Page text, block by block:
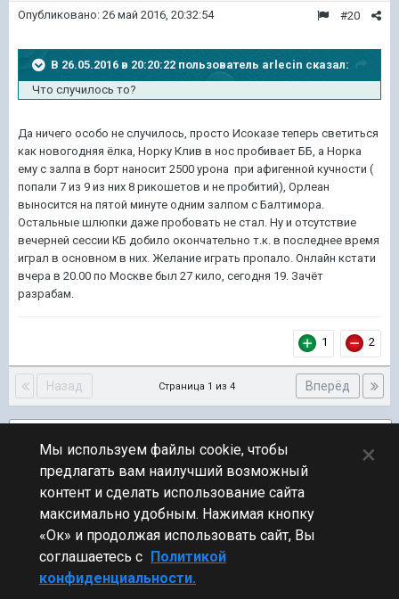
#20
Опубликовано: 26 май 2016, 20:32:54
В 26.05.2016 в 20:20:22 пользователь arlecin сказал:
Что случилось то?
Да ничего особо не случилось, просто Исоказе теперь светиться
как новогодняя ёлка, Норку Клив в нос пробивает ББ, а Норка
ему с залпа в борт наносит 2500 урона при афигенной кучности (
попали 7 из 9 из них 8 рикошетов и не пробитий), Орлеан
выносится на пятой минуте одним залпом с Балтимора.
Остальные шлюпки даже пробовать не стал. Ну и отсутствие
вечерней сессии КБ добило окончательно т.к. в последнее время
играл в основном в них. Желание играть пропало. Онлайн кстати
вчера в 20.00 по Москве был 27 кило, сегодня 19. Зачёт
разрабам.
1 2
Назад Вперёд
Страница 1 из 4
ПЕРЕЙТИ К СПИСКУ ТЕМ
Обсуждение Мира Кораблей
Стиль
Мы используем файлы cookie, чтобы
предлагать вам наилучший возможный
контент и сделать использование сайта
максимально удобным. Нажимая кнопку
«Ок» и продолжая использовать сайт, Вы
соглашаетесь с Политикой
конфиденциальности.
×